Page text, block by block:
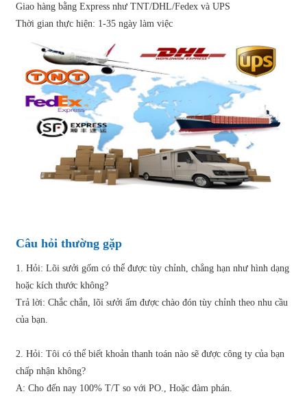
Giao hàng bằng Express như TNT/DHL/Fedex và UPS
Thời gian thực hiện: 1-35 ngày làm việc
Câu hỏi thường gặp
1. Hỏi: Lõi sưởi gốm có thể được tùy chỉnh, chẳng hạn như hình dạng
hoặc kích thước không?
Trả lời: Chắc chắn, lõi sưởi ấm được chào đón tùy chỉnh theo nhu cầu
của bạn.
2. Hỏi: Tôi có thể biết khoản thanh toán nào sẽ được công ty của bạn
chấp nhận không?
A: Cho đến nay 100% T/T so với PO., Hoặc đàm phán.